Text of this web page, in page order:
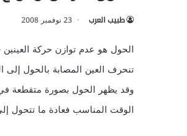
طبيب العرب 23 نوفمبر 2008
الحول هو عدم توازن حركة
تنحرف العين المصابة بالحول إلى
وقد يظهر الحول بصورة متقطعة في
الوقت المناسب فعادة ما تتحول